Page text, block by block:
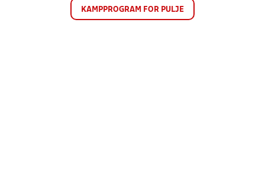
KAMPPROGRAM FOR PULJE